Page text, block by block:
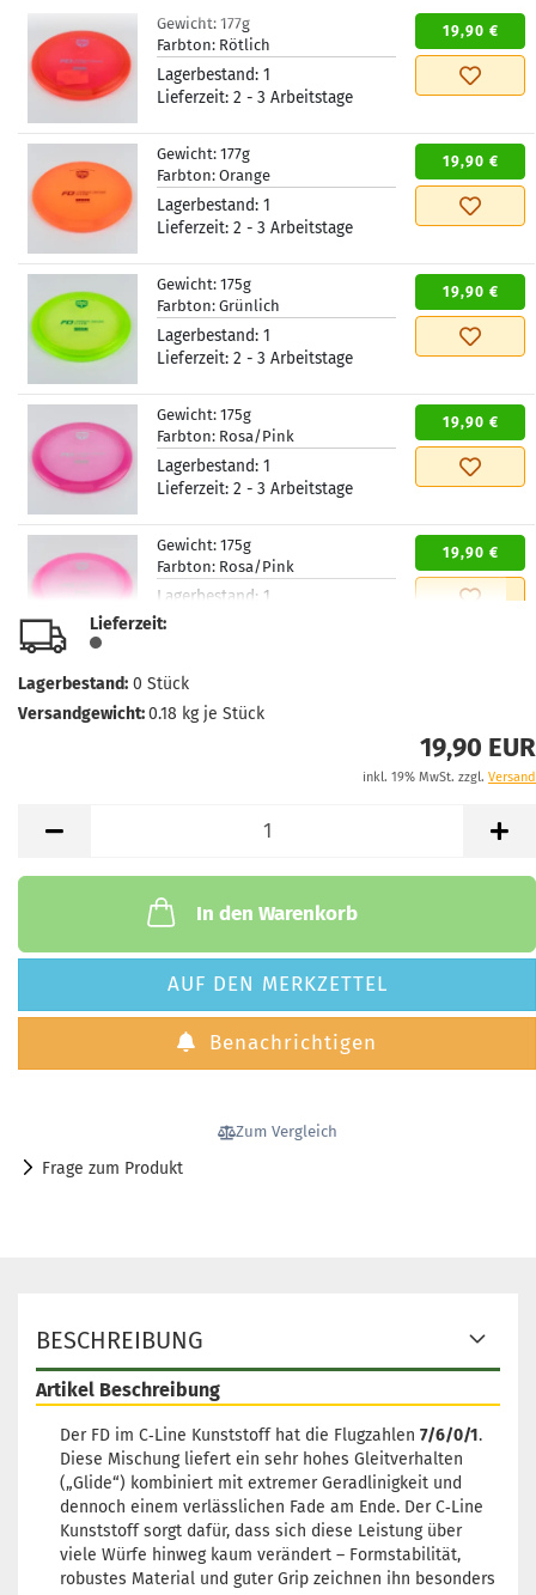
Gewicht: 177g
Farbton: Rötlich
Lagerbestand: 1
Lieferzeit: 2 - 3 Arbeitstage
19,90 €
Gewicht: 177g
Farbton: Orange
Lagerbestand: 1
Lieferzeit: 2 - 3 Arbeitstage
19,90 €
Gewicht: 175g
Farbton: Grünlich
Lagerbestand: 1
Lieferzeit: 2 - 3 Arbeitstage
19,90 €
Gewicht: 175g
Farbton: Rosa/Pink
Lagerbestand: 1
Lieferzeit: 2 - 3 Arbeitstage
19,90 €
Gewicht: 175g
Farbton: Rosa/Pink
Lagerbestand: 1
Lieferzeit:
19,90 €
Lieferzeit:
Lagerbestand: 0 Stück
Versandgewicht:0.18 kg je Stück
19,90 EUR
inkl. 19% MwSt. zzgl. Versand
In den Warenkorb
AUF DEN MERKZETTEL
Benachrichtigen
Zum Vergleich
Frage zum Produkt
BESCHREIBUNG
Artikel Beschreibung
Der FD im C‑Line Kunststoff hat die Flugzahlen 7/6/0/1.
Diese Mischung liefert ein sehr hohes Gleitverhalten
(„Glide“) kombiniert mit extremer Geradlinigkeit und
dennoch einem verlässlichen Fade am Ende. Der C‑Line
Kunststoff sorgt dafür, dass sich diese Leistung über
viele Würfe hinweg kaum verändert – Formstabilität,
robustes Material und guter Grip zeichnen ihn besonders